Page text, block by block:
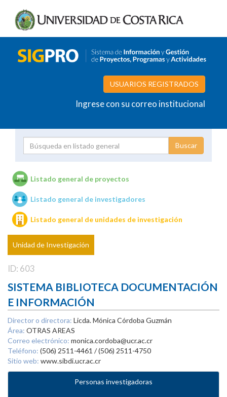
USUARIOS REGISTRADOS
Ingrese con su correo institucional
Unidades de investigación
Listado general de proyectos
Listado general de investigadores
Listado general de unidades de investigación
Unidad de Investigación
ID: 603
SISTEMA BIBLIOTECA DOCUMENTACIÓN
E INFORMACIÓN
Director o directora: Licda. Mónica Córdoba Guzmán
Área: OTRAS AREAS
Correo electrónico: monica.cordoba@ucr.ac.cr
Teléfono: (506) 2511-4461 / (506) 2511-4750
Sitio web: www.sibdi.ucr.ac.cr
Personas investigadoras